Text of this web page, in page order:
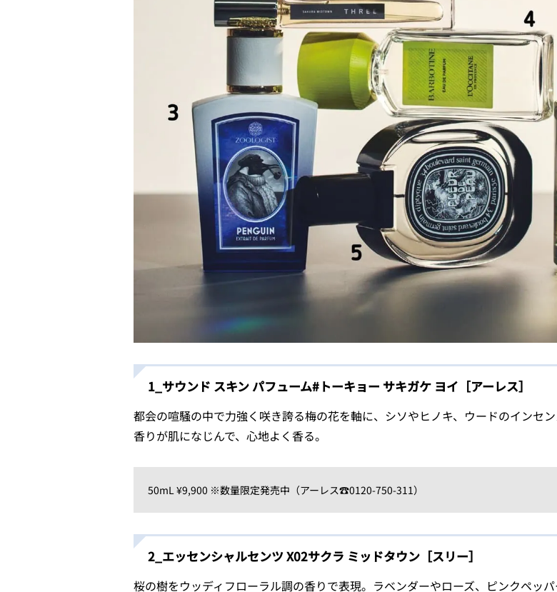
1_サウンド スキン パフューム#トーキョー サキガケ ヨイ［アーレス］
都会の喧騒の中で力強く咲き誇る梅の花を軸に、シソやヒノキ、ウードのインセ
香りが肌になじんで、心地よく香る。
50mL ¥9,900 ※数量限定発売中（アーレス☎0120-750-311）
2_エッセンシャルセンツ X02サクラ ミッドタウン［スリー］
桜の樹をウッディフローラル調の香りで表現。ラベンダーやローズ、ピンクペッ